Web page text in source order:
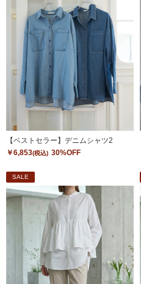
【ベストセラー】デニムシャツ2
￥6,853(税込) 30%OFF
SALE